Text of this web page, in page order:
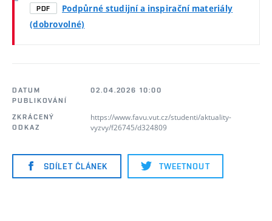
PDF
Podpůrné studijní a inspirační materiály
(dobrovolné)
DATUM
PUBLIKOVÁNÍ
02.04.2026 10:00
ZKRÁCENÝ
ODKAZ
https://www.favu.vut.cz/studenti/aktuality-
vyzvy/f26745/d324809
SDÍLET ČLÁNEK TWEETNOUT